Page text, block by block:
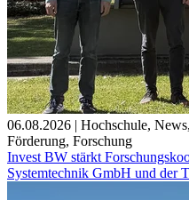
06.08.2026 | Hochschule, News,
Förderung, Forschung
Invest BW stärkt
Systemtechnik GmbH und der